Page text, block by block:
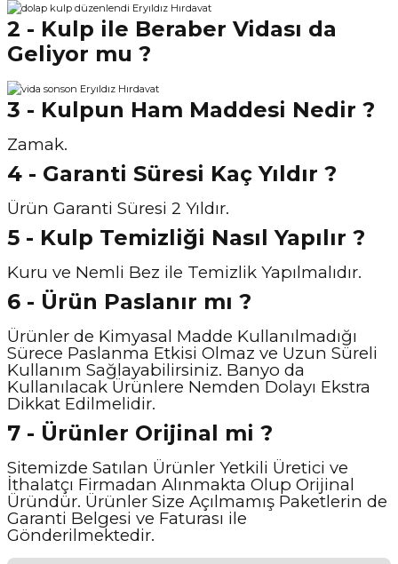
2 - Kulp ile Beraber Vidası da
Geliyor mu ?
3 - Kulpun Ham Maddesi Nedir ?
Zamak.
4 - Garanti Süresi Kaç Yıldır ?
Ürün Garanti Süresi 2 Yıldır.
5 - Kulp Temizliği Nasıl Yapılır ?
Kuru ve Nemli Bez ile Temizlik Yapılmalıdır.
6 - Ürün Paslanır mı ?
Ürünler de Kimyasal Madde Kullanılmadığı
Sürece Paslanma Etkisi Olmaz ve Uzun Süreli
Kullanım Sağlayabilirsiniz. Banyo da
Kullanılacak Ürünlere Nemden Dolayı Ekstra
Dikkat Edilmelidir.
7 - Ürünler Orijinal mi ?
Sitemizde Satılan Ürünler Yetkili Üretici ve
İthalatçı Firmadan Alınmakta Olup Orijinal
Üründür. Ürünler Size Açılmamış Paketlerin de
Garanti Belgesi ve Faturası ile
Gönderilmektedir.